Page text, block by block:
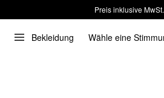
Preis inklusive
Bekleidung Wähle eine